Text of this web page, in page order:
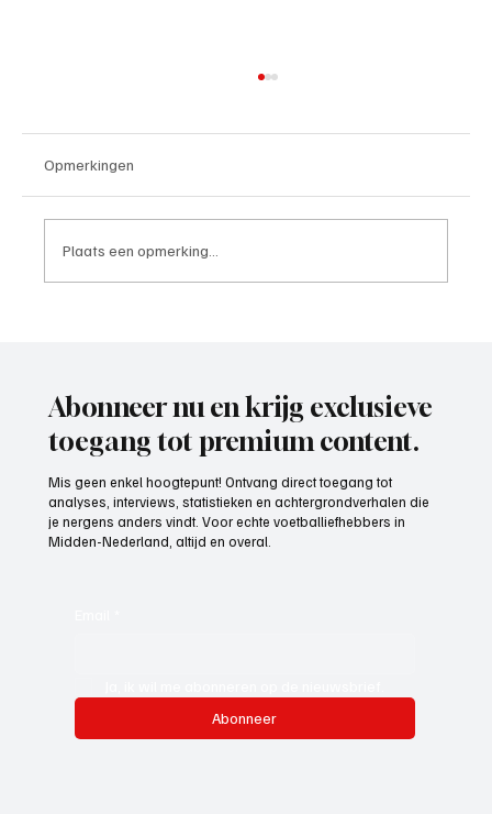
Opmerkingen
Plaats een opmerking...
Abonneer nu en krijg exclusieve
toegang tot premium content.
Mis geen enkel hoogtepunt! Ontvang direct toegang tot
analyses, interviews, statistieken en achtergrondverhalen die
je nergens anders vindt. Voor echte voetballiefhebbers in
Midden-Nederland, altijd en overal.
Abonneer